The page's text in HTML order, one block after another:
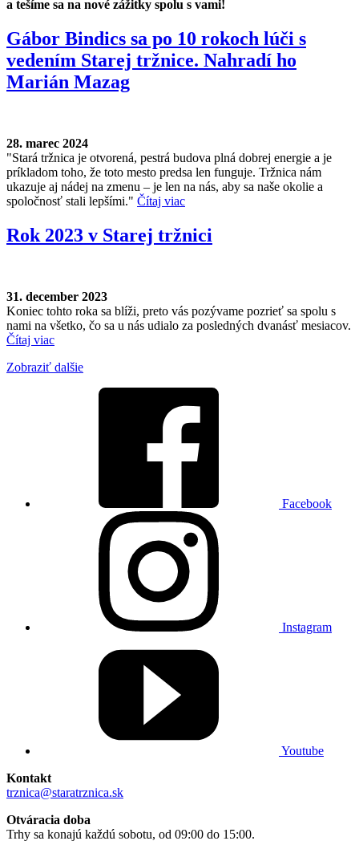
a tešíme sa na nové zážitky spolu s vami!
Gábor Bindics sa po 10 rokoch lúči s
vedením Starej tržnice. Nahradí ho
Marián Mazag
28. marec 2024
"Stará tržnica je otvorená, pestrá budova plná dobrej energie a je
príkladom toho, že toto mesto predsa len funguje. Tržnica nám
ukazuje aj nádej na zmenu – je len na nás, aby sa naše okolie a
spoločnosť stali lepšími." Čítaj viac
Rok 2023 v Starej tržnici
31. december 2023
Koniec tohto roka sa blíži, preto vás pozývame pozrieť sa spolu s
nami na všetko, čo sa u nás udialo za posledných dvanásť mesiacov.
Čítaj viac
Zobraziť dalšie
Facebook
Instagram
Youtube
Kontakt
trznica@staratrznica.sk
Otváracia doba
Trhy sa konajú každú sobotu, od 09:00 do 15:00.